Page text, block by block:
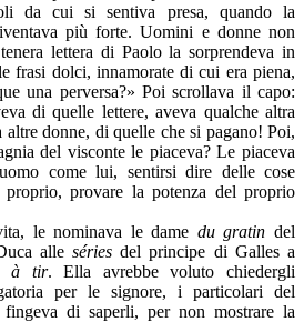
da cui si sentiva presa, quando la
più forte. Uomini e donne non
lettera di Paolo la sorprendeva in
frasi dolci, innamorate di cui era piena,
una perversa?» Poi scrollava il capo:
di quelle lettere, aveva qualche altra
altre donne, di quelle che si pagano! Poi,
del visconte le piaceva? Le piaceva
come lui, sentirsi dire delle cose
provare la potenza del proprio
le nominava le dame du gratin del
alleséries del principe di Galles a
à tir. Ella avrebbe voluto chiedergli
per le signore, i particolari del
di saperli, per non mostrare la